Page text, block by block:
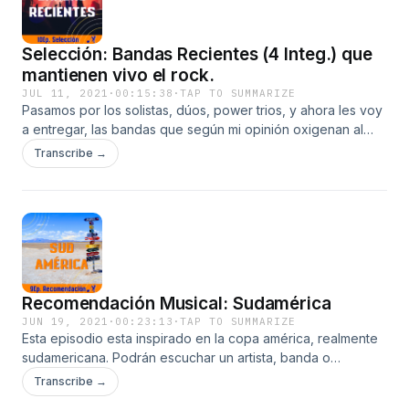
para seguir con el proyecto. Donaciones:
paypal.me/amilkarwong ¡Que la música los abrace!
Selección: Bandas Recientes (4 Integ.) que
mantienen vivo el rock.
JUL 11, 2021 · 00:15:38 ·TAP TO SUMMARIZE
Pasamos por los solistas, dúos, power trios, y ahora les voy
a entregar, las bandas que según mi opinión oxigenan al
rock de hoy. Para los que apenas empiezan a escuchar mi
podcast por primera vez, la bienvenida y recomendarles
disfrutar. Síganme en mis redes sociales, me ubican como
@AmilkarWong. O buscan en google: Melofónico Podcast.
Cualquier inquietud, saludo nos motiva para seguir con el
proyecto. Donaciones: paypal.me/amilkarwong ¡Que la
música los abrace!
Transcribe →
Recomendación Musical: Sudamérica
JUN 19, 2021 · 00:23:13 ·TAP TO SUMMARIZE
Esta episodio esta inspirado en la copa américa, realmente
sudamericana. Podrán escuchar un artista, banda o
colectivo por paisa participante: Colombia, Venezuela,
Brasil, Uruguay, Perú, Argentina, Chile, Bolivia, Chile y
Transcribe →